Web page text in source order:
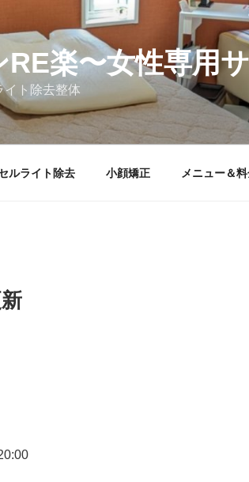
RE楽〜女性専用
イト除去整体
ルライト除去 小顔矯正 メニュー＆